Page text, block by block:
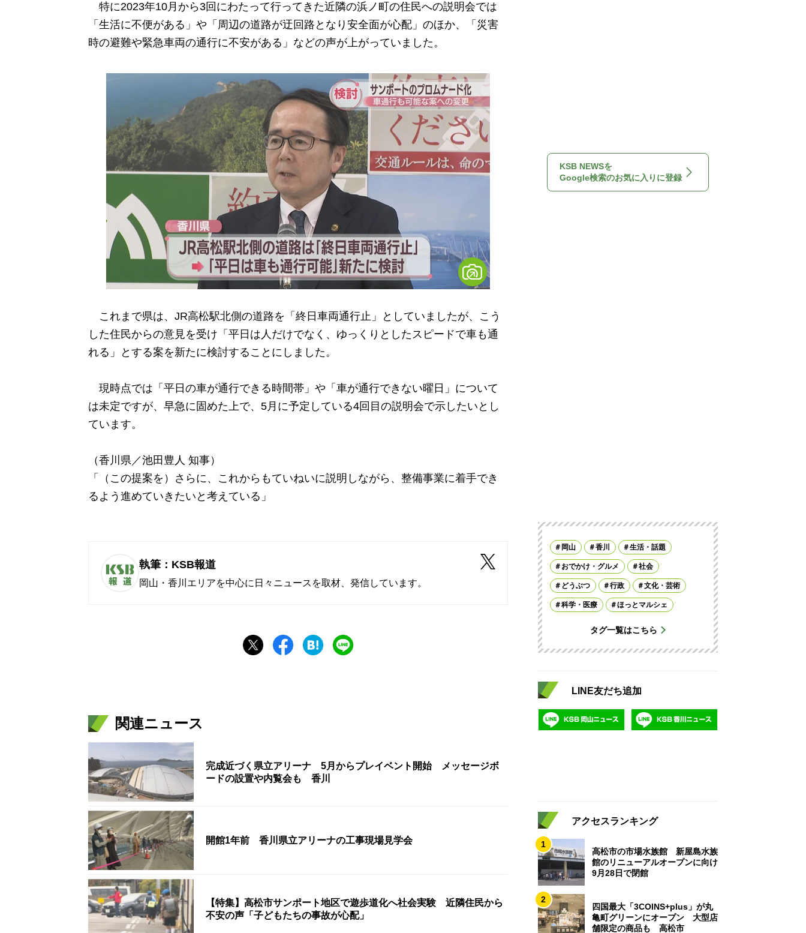
特に2023年10月から3回にわたって行ってきた近隣の浜ノ町の住民への説明会では
「生活に不便がある」や「周辺の道路が迂回路となり安全面が心配」のほか、「災害
時の避難や緊急車両の通行に不安がある」などの声が上がっていました。
これまで県は、JR高松駅北側の道路を「終日車両通行止」としていましたが、こう
した住民からの意見を受け「平日は人だけでなく、ゆっくりとしたスピードで車も通
れる」とする案を新たに検討することにしました。
現時点では「平日の車が通行できる時間帯」や「車が通行できない曜日」について
は未定ですが、早急に固めた上で、5月に予定している4回目の説明会で示したいとし
ています。
（香川県／池田豊人 知事）
「（この提案を）さらに、これからもていねいに説明しながら、整備事業に着手でき
るよう進めていきたいと考えている」
執筆：KSB報道
岡山・香川エリアを中心に日々ニュースを取材、発信しています。
関連ニュース
完成近づく県立アリーナ 5月からプレイベント開始 メッセージボ
ードの設置や内覧会も 香川
開館1年前 香川県立アリーナの工事現場見学会
【特集】高松市サンポート地区で遊歩道化へ社会実験 近隣住民から
不安の声「子どもたちの事故が心配」
KSB NEWSを
Google検索のお気に入りに登録
岡山 香川 生活・話題
おでかけ・グルメ 社会
どうぶつ 行政 文化・芸術
科学・医療 ほっとマルシェ
タグ一覧はこちら
LINE友だち追加
アクセスランキング
1
高松市の市場水族館 新屋島水族
館のリニューアルオープンに向け
9月28日で閉館
2
四国最大「3COINS+plus」が丸
亀町グリーンにオープン 大型店
舗限定の商品も 高松市